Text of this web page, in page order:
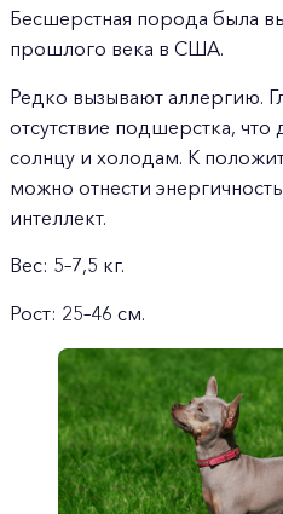
Бесшерстная порода была
прошлого века в США.
Редко вызывают аллергию.
отсутствие подшерстка,
солнцу и холодам. К
можно отнести
интеллект.
Вес: 5–7,5 кг.
Рост: 25–46 см.